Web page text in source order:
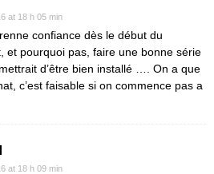
at 18 h 05 min
confiance dès le début du
et pourquoi pas, faire une bonne série
d’être bien installé …. On a que
c’est faisable si on commence pas a
at 18 h 09 min